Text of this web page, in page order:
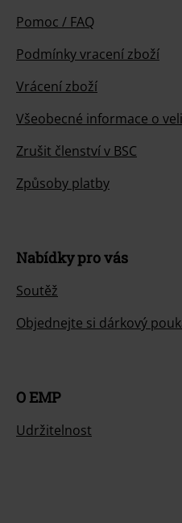
Pomoc / FAQ
Podmínky vracení zboží
Vrácení zboží
Všeobecné informace o
Zrušit členství v BSC
Způsoby platby
Nabídky pro vás
Soutěž
Objednejte si dárkový
O EMP
Udržitelnost